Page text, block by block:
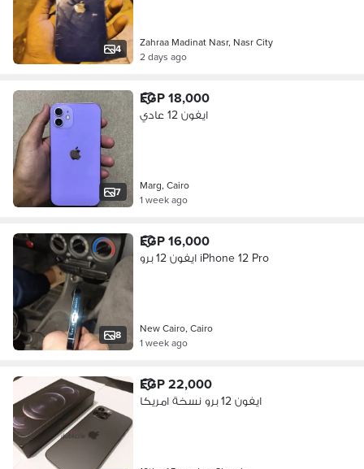
4
Zahraa Madinat Nasr, Nasr City
2 days ago
7
EGP 18,000
ايفون 12 عادي
Marg, Cairo
1 week ago
8
EGP 16,000
ايفون 12 برو iPhone 12 Pro
New Cairo, Cairo
1 week ago
EGP 22,000
ايفون 12 برو نسخة امريكا